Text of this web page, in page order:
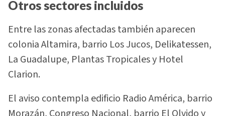
Otros sectores incluidos
Entre las zonas afectadas también aparecen
colonia Altamira, barrio Los Jucos, Delikatessen,
La Guadalupe, Plantas Tropicales y Hotel
Clarion.
El aviso contempla edificio Radio América, barrio